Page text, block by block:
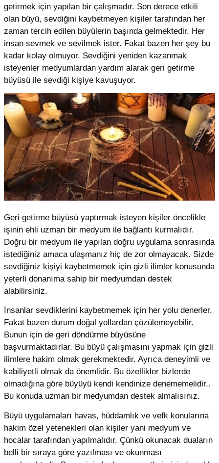
getirmek için yapılan bir çalışmadır. Son derece etkili
olan büyü, sevdiğini kaybetmeyen kişiler tarafından her
zaman tercih edilen büyülerin başında gelmektedir. Her
insan sevmek ve sevilmek ister. Fakat bazen her şey bu
kadar kolay olmuyor. Sevdiğini yeniden kazanmak
isteyenler medyumlardan yardım alarak geri getirme
büyüsü ile sevdiği kişiye kavuşuyor.
Geri getirme büyüsü yaptırmak isteyen kişiler öncelikle
işinin ehli uzman bir medyum ile bağlantı kurmalıdır.
Doğru bir medyum ile yapılan doğru uygulama sonrasında
istediğiniz amaca ulaşmanız hiç de zor olmayacak. Sizde
sevdiğiniz kişiyi kaybetmemek için gizli ilimler konusunda
yeterli donanıma sahip bir medyumdan destek
alabilirsiniz.
İnsanlar sevdiklerini kaybetmemek için her yolu denerler.
Fakat bazen durum doğal yollardan çözülemeyebilir.
Bunun için de geri döndürme büyüsüne
başvurmaktadırlar. Bu büyü çalışmasını yapmak için gizli
ilimlere hakim olmak gerekmektedir. Ayrıca deneyimli ve
kabiliyetli olmak da önemlidir. Bu özellikler bizlerde
olmadığına göre büyüyü kendi kendinize denememelidir..
Bu konuda uzman bir medyumdan destek almalısınız.
Büyü uygulamaları havas, hüddamlık ve vefk konularına
hakim özel yetenekleri olan kişiler yani medyum ve
hocalar tarafından yapılmalıdır. Çünkü okunacak duaların
belli bir sıraya göre yazılması ve okunması